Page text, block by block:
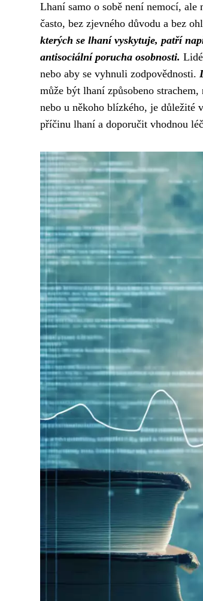
Lhaní samo o sobě není nemocí,
často, bez zjevného důvodu a bez
kterých se lhaní vyskytuje, patří
antisociální porucha osobnosti.
nebo aby se vyhnuli zodpovědnosti.
může být lhaní způsobeno
nebo u někoho blízkého, je důležité
příčinu lhaní a doporučit vhodnou